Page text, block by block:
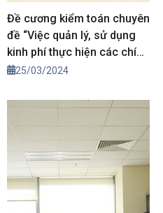
Đề cương kiểm toán chuyên
đề “Việc quản lý, sử dụng
kinh phí thực hiện các chính
sách ưu đãi người có công
25/03/2024